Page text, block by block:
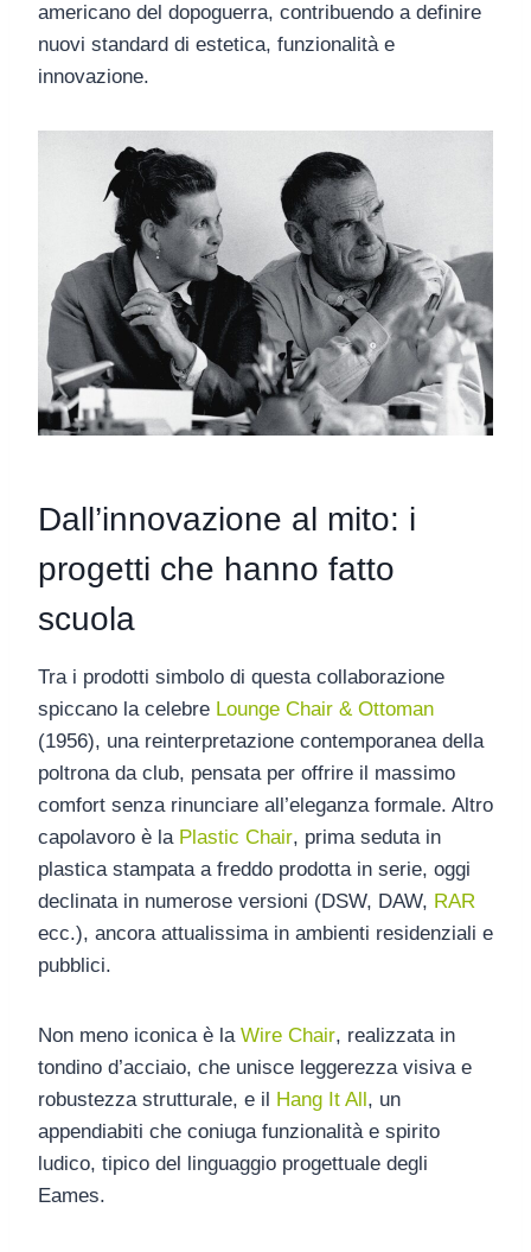
americano del dopoguerra, contribuendo a definire
nuovi standard di estetica, funzionalità e
innovazione.
Dall’innovazione al mito: i
progetti che hanno fatto
scuola
Tra i prodotti simbolo di questa collaborazione
spiccano la celebre Lounge Chair & Ottoman
(1956), una reinterpretazione contemporanea della
poltrona da club, pensata per offrire il massimo
comfort senza rinunciare all’eleganza formale. Altro
capolavoro è la Plastic Chair, prima seduta in
plastica stampata a freddo prodotta in serie, oggi
declinata in numerose versioni (DSW, DAW, RAR
ecc.), ancora attualissima in ambienti residenziali e
pubblici.
Non meno iconica è la Wire Chair, realizzata in
tondino d’acciaio, che unisce leggerezza visiva e
robustezza strutturale, e il Hang It All, un
appendiabiti che coniuga funzionalità e spirito
ludico, tipico del linguaggio progettuale degli
Eames.